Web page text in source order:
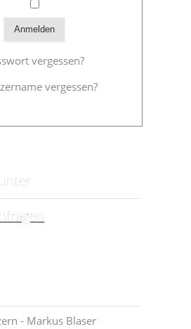
Anmelden
vergessen?
vergessen?
- Markus Blaser